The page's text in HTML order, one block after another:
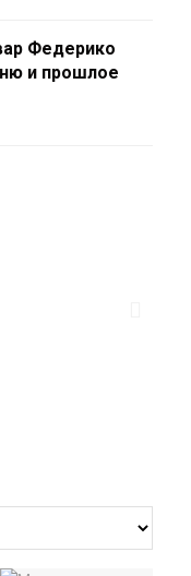
Федерико
и прошлое